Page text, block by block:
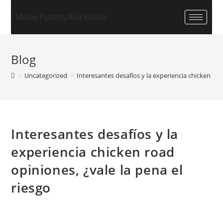
Blog
> Uncategorized > Interesantes desafíos y la experiencia chicken
Interesantes desafíos y la
experiencia chicken road
opiniones, ¿vale la pena el
riesgo